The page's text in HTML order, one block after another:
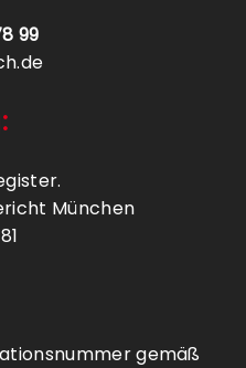
99
München
gemäß